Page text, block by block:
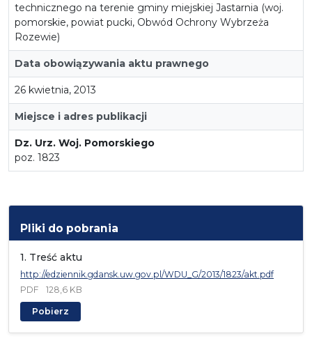
technicznego na terenie gminy miejskiej Jastarnia (woj.
pomorskie, powiat pucki, Obwód Ochrony Wybrzeża
Rozewie)
Data obowiązywania aktu prawnego
26 kwietnia, 2013
Miejsce i adres publikacji
Dz. Urz. Woj. Pomorskiego
poz. 1823
Pliki do pobrania
1. Treść aktu
http://edziennik.gdansk.uw.gov.pl/WDU_G/2013/1823/akt.pdf
PDF
128,6 KB
Pobierz